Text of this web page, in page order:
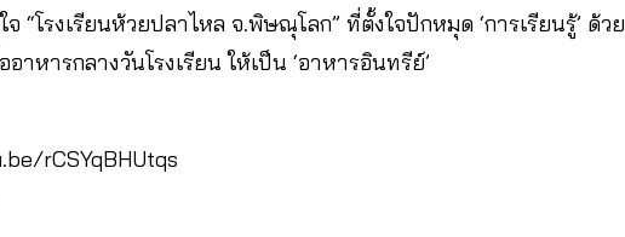
“โรงเรียนห้วยปลาไหล จ.พิษณุโลก” ที่ตั้งใจปักหมุด ‘การเรียนรู้’ ด้วย
าหารกลางวันโรงเรียน ให้เป็น ‘อาหารอินทรีย์’
rCSYqBHUtqs